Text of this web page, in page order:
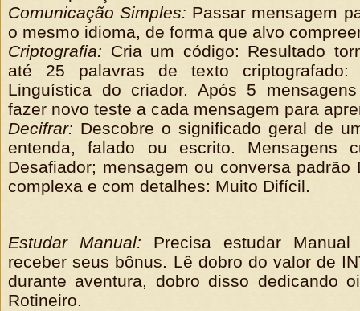
Comunicação Simples: Passar mensagem
o mesmo idioma, de forma que alvo
Criptografia: Cria um código: Resultado
até 25 palavras de texto criptografado:
Linguística do criador. Após 5
fazer novo teste a cada mensagem para
Decifrar: Descobre o significado geral de
entenda, falado ou escrito. Mensagens
Desafiador; mensagem ou conversa padrão
complexa e com detalhes: Muito Difícil.
Estudar Manual: Precisa estudar
receber seus bônus. Lê dobro do valor de
durante aventura, dobro disso dedicando
Rotineiro.